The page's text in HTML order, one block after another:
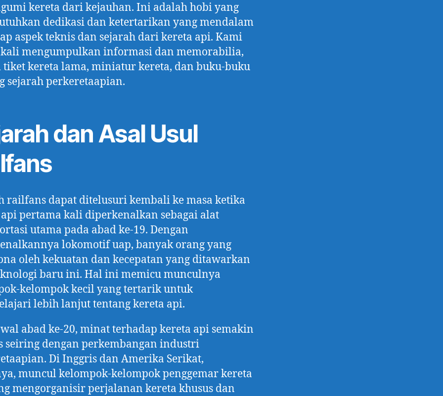
kereta dari kejauhan. Ini adalah hobi yang
dedikasi dan ketertarikan yang mendalam
aspek teknis dan sejarah dari kereta api. Kami
mengumpulkan informasi dan memorabilia,
tiket kereta lama, miniatur kereta, dan buku-buku
sejarah perkeretaapian.
dan Asal Usul
railfans dapat ditelusuri kembali ke masa ketika
pertama kali diperkenalkan sebagai alat
utama pada abad ke-19. Dengan
lokomotif uap, banyak orang yang
oleh kekuatan dan kecepatan yang ditawarkan
baru ini. Hal ini memicu munculnya
kelompok kecil yang tertarik untuk
lebih lanjut tentang kereta api.
abad ke-20, minat terhadap kereta api semakin
seiring dengan perkembangan industri
Di Inggris dan Amerika Serikat,
muncul kelompok-kelompok penggemar kereta
mengorganisir perjalanan kereta khusus dan